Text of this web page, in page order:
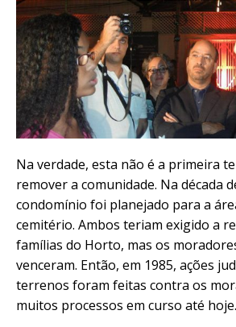
Na verdade, esta não é a primeira
remover a comunidade. Na década
condomínio foi planejado para a
cemitério. Ambos teriam exigido a
famílias do Horto, mas os
venceram. Então, em 1985, ações
terrenos foram feitas contra os
muitos processos em curso até hoje.